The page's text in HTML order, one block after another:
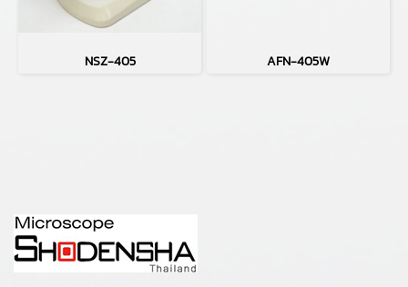
NSZ-405 AFN-405W